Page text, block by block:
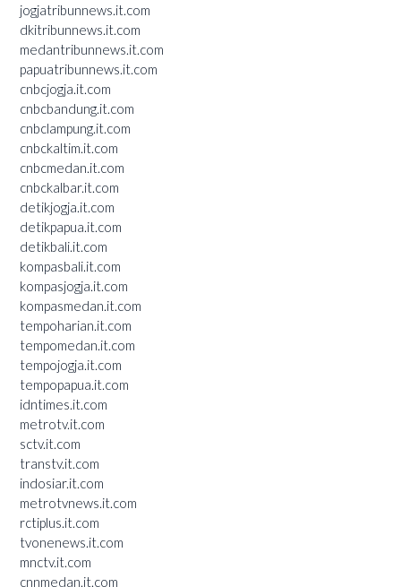
jogjatribunnews.it.com
dkitribunnews.it.com
medantribunnews.it.com
papuatribunnews.it.com
cnbcjogja.it.com
cnbcbandung.it.com
cnbclampung.it.com
cnbckaltim.it.com
cnbcmedan.it.com
cnbckalbar.it.com
detikjogja.it.com
detikpapua.it.com
detikbali.it.com
kompasbali.it.com
kompasjogja.it.com
kompasmedan.it.com
tempoharian.it.com
tempomedan.it.com
tempojogja.it.com
tempopapua.it.com
idntimes.it.com
metrotv.it.com
sctv.it.com
transtv.it.com
indosiar.it.com
metrotvnews.it.com
rctiplus.it.com
tvonenews.it.com
mnctv.it.com
cnnmedan.it.com